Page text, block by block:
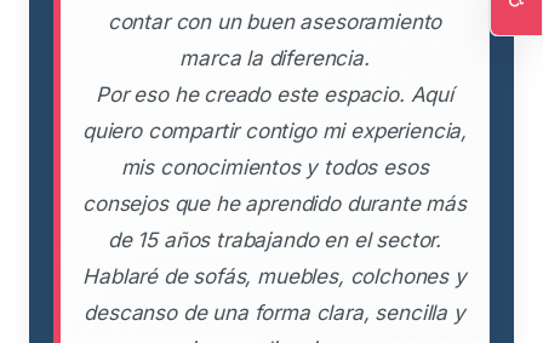
contar con un buen asesoramiento
marca la diferencia.
Por eso he creado este espacio. Aquí
quiero compartir contigo mi experiencia,
mis conocimientos y todos esos
consejos que he aprendido durante más
de 15 años trabajando en el sector.
Hablaré de sofás, muebles, colchones y
descanso de una forma clara, sencilla y